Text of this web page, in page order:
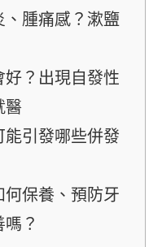
腫痛感？漱鹽
好？出現自發性
醫
能引發哪些併發
保養、預防牙
？